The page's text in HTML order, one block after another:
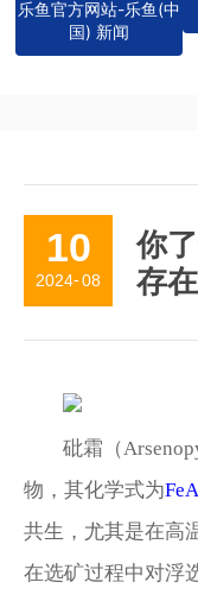
产品中心
新闻动态
乐鱼官方网站-乐鱼(中国)
乐鱼官方网站-乐鱼(中
国) 新闻
10
2024-08
你
存
砒霜（
物，其化学式为
共生，尤其是在高
在选矿过程中对浮